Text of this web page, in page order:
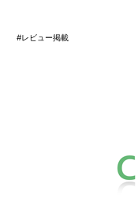
#レビュー掲載